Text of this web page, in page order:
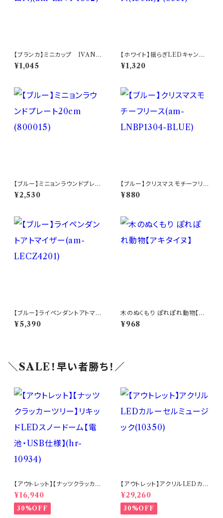
【ブランカ】ミニカップ IVANR
OS(イバンロス)(am-LEVP46
02)
¥1,045
【ホワイト】揺らぎLEDキャンド
ルライト【Lサイズ(15cm)】 (833
1)
¥1,320
【ブルー】ミニョンラウンドプレー
ト20cm (800015)
¥2,530
【ブルー】クリスマスモチーフリ
ース(am-LNBP1304-BLUE)
¥880
【ブルー】ライペンダントアトマイ
ザー(am-LECZ4201)
¥5,390
木のぬくもり ぽれぽれ動物【ア
キタイヌ】
¥968
＼SALE！早い者勝ち！／
【アウトレット】【ナッツクラッカー
ツリー】リキッドLEDスノードー
ム【電池・USB仕様】(hr-1093
4)
¥16,940
30%OFF
【アウトレット】アクリルLEDカル
ーセルミュージック(10350)
¥29,260
30%OFF